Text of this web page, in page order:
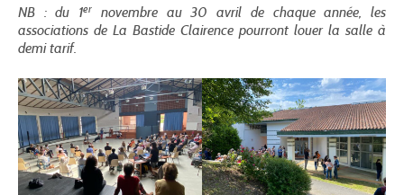
NB : du 1er
novembre au 30 avril de chaque année, les
associations de La Bastide Clairence pourront louer la salle à
demi tarif.